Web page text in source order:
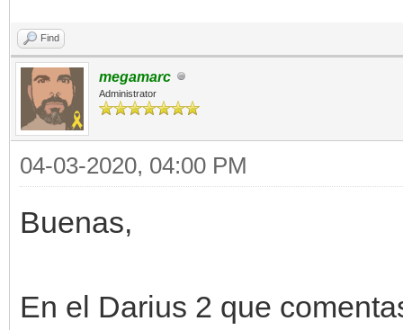
Find
megamarc
Administrator
04-03-2020, 04:00 PM
Buenas,
En el Darius 2 que